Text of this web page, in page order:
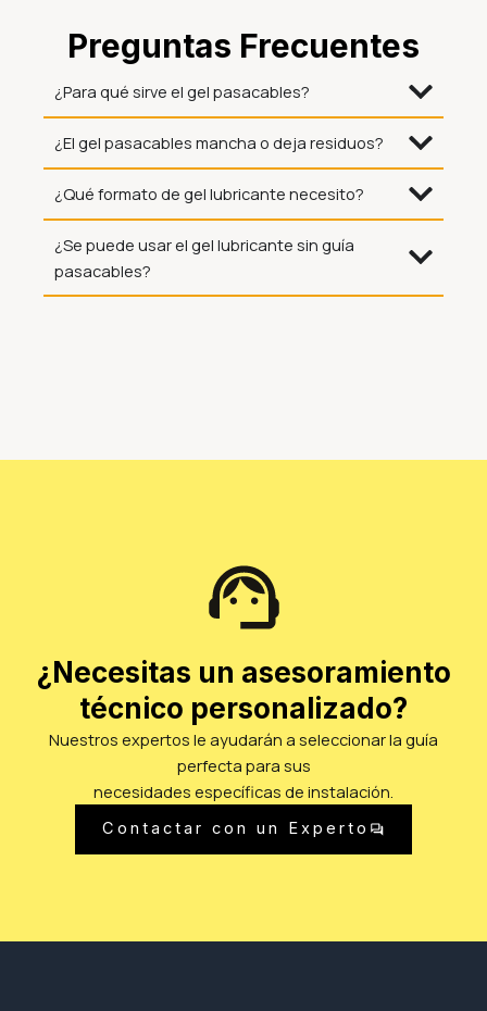
Preguntas Frecuentes
¿Para qué sirve el gel pasacables?
¿El gel pasacables mancha o deja residuos?
¿Qué formato de gel lubricante necesito?
¿Se puede usar el gel lubricante sin guía
pasacables?
¿Necesitas un asesoramiento
técnico personalizado?
Nuestros expertos le ayudarán a seleccionar la guía
perfecta para sus
necesidades específicas de instalación.
Contactar con un Experto